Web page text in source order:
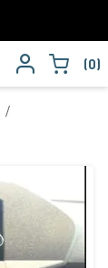
0
/